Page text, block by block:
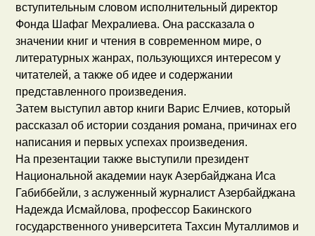
вступительным словом исполнительный директор
Фонда Шафаг Мехралиева. Она рассказала о
значении книг и чтения в современном мире, о
литературных жанрах, пользующихся интересом у
читателей, а также об идее и содержании
представленного произведения.
Затем выступил автор книги Варис Елчиев, который
рассказал об истории создания романа, причинах его
написания и первых успехах произведения.
На презентации также выступили президент
Национальной академии наук Азербайджана Иса
Габиббейли, з аслуженный журналист Азербайджана
Надежда Исмайлова, профессор Бакинского
государственного университета Тахсин Муталлимов и